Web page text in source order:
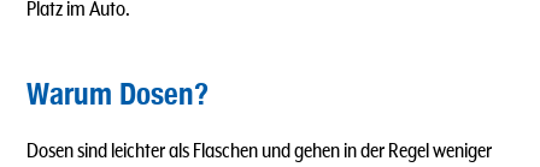
Platz im Auto.
Warum Dosen?
Dosen sind leichter als Flaschen und gehen in der Regel weniger